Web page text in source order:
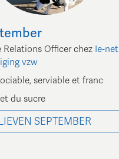
Relations Officer chez Ie-net
vzw
serviable et franc
du sucre
LIEVEN SEPTEMBER